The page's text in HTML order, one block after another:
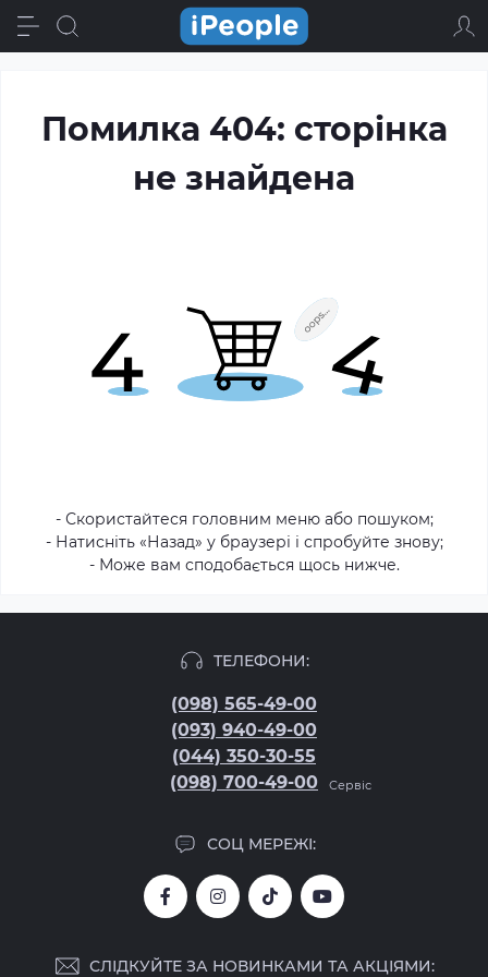
Помилка 404: сторінка
не знайдена
- Скористайтеся головним меню або пошуком;
- Натисніть «Назад» у браузері і спробуйте знову;
- Може вам сподобається щось нижче.
ТЕЛЕФОНИ:
(098) 565-49-00
(093) 940-49-00
(044) 350-30-55
(098) 700-49-00
Сервіс
СОЦ МЕРЕЖІ:
СЛІДКУЙТЕ ЗА НОВИНКАМИ ТА АКЦІЯМИ: